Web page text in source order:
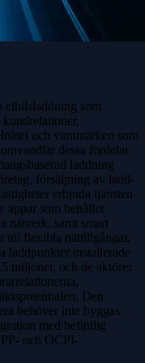
elbilsladdning som
och varumärken som
dessa fördelar
laddning
försäljning av ladd-
erbjuda tjänsten
appar som behåller
nätverk, samt smart
till flexibla nättillgångar.
laddpunkter installerade
miljoner, och de aktörer
Den
behöver inte byggas
med befintlig
och OCPI-